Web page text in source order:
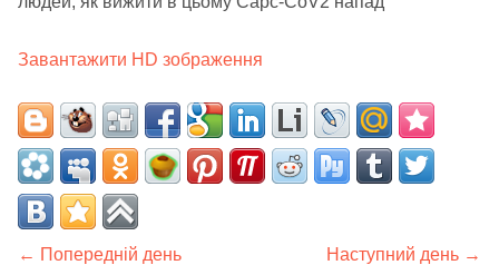
Завантажити HD зображення
← Попередній день Наступний день →